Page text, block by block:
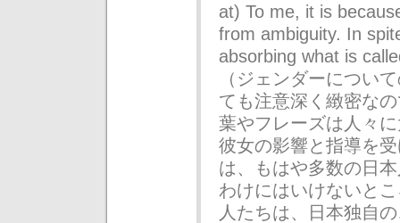
at) To me, it is
from ambiguity. In
absorbing what is
（ジェンダーについ
ても注意深く緻密な
葉やフレーズは人々
彼女の影響と指導を
は、もはや多数の日
わけにはいけないと
人たちは、日本独自